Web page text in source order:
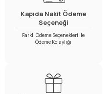
Kapıda Nakit Ödeme
Seçeneği
Farklı Ödeme Seçenekleri ile
Ödeme Kolaylığı